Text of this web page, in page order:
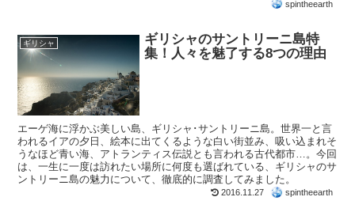
spintheearth
ギリシャ
ギリシャのサントリーニ島特
集！人々を魅了する8つの理由
エーゲ海に浮かぶ美しい島、ギリシャ･サントリーニ島。世界一と言
われるイアの夕日、絵本に出てくるような白い街並み、吸い込まれそ
うなほど青い海、アトランティス伝説とも言われる古代都市…。今回
は、一生に一度は訪れたい場所に何度も選ばれている、ギリシャのサ
ントリーニ島の魅力について、徹底的に調査してみました。
2016.11.27 spintheearth